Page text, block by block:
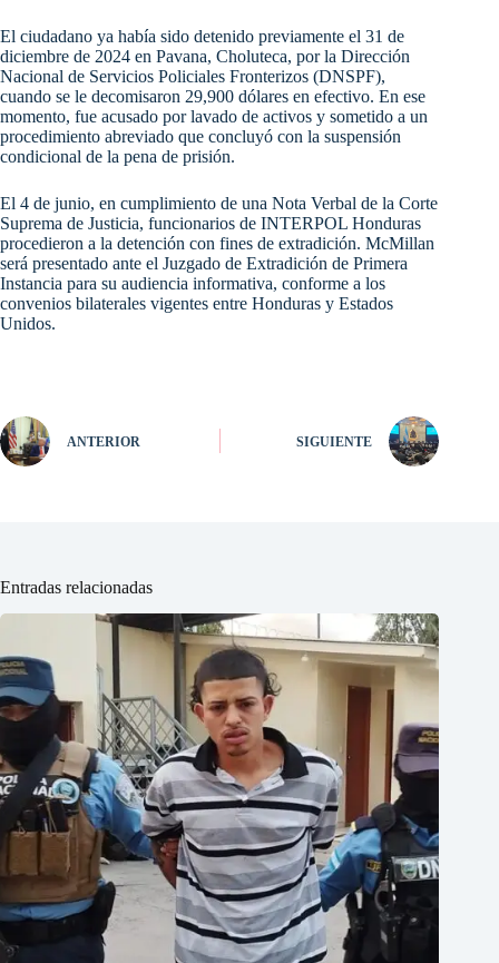
El ciudadano ya había sido detenido previamente el 31 de
diciembre de 2024 en Pavana, Choluteca, por la Dirección
Nacional de Servicios Policiales Fronterizos (DNSPF),
cuando se le decomisaron 29,900 dólares en efectivo. En ese
momento, fue acusado por lavado de activos y sometido a un
procedimiento abreviado que concluyó con la suspensión
condicional de la pena de prisión.
El 4 de junio, en cumplimiento de una Nota Verbal de la Corte
Suprema de Justicia, funcionarios de INTERPOL Honduras
procedieron a la detención con fines de extradición. McMillan
será presentado ante el Juzgado de Extradición de Primera
Instancia para su audiencia informativa, conforme a los
convenios bilaterales vigentes entre Honduras y Estados
Unidos.
ANTERIOR SIGUIENTE
Entradas relacionadas